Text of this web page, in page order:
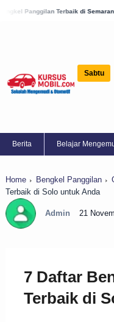
Terbaik di Semarang yang Harus
Sabtu
Berita Belajar
Home Bengkel Panggilan
Terbaik di Solo untuk Anda
Admin 21
7 Daftar
Terbaik di